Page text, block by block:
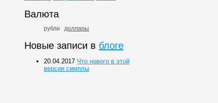
Валюта
рубли доллары
Новые записи в блоге
20.04.2017 Что нового в этой
версии симплы